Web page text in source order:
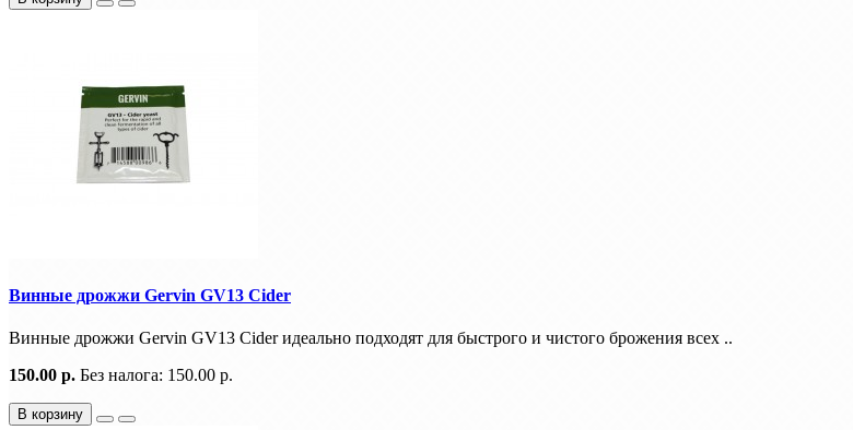
Винные дрожжи Gervin GV13 Cider
Винные дрожжи Gervin GV13 Cider идеально подходят для быстрого и чистого брожения всех ..
150.00 р. Без налога: 150.00 р.
В корзину